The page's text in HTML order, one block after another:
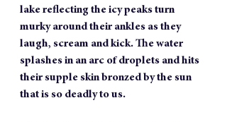
lake reflecting the icy peaks turn
murky around their ankles as they
laugh, scream and kick. The water
splashes in an arc of droplets and hits
their supple skin bronzed by the sun
that is so deadly to us.